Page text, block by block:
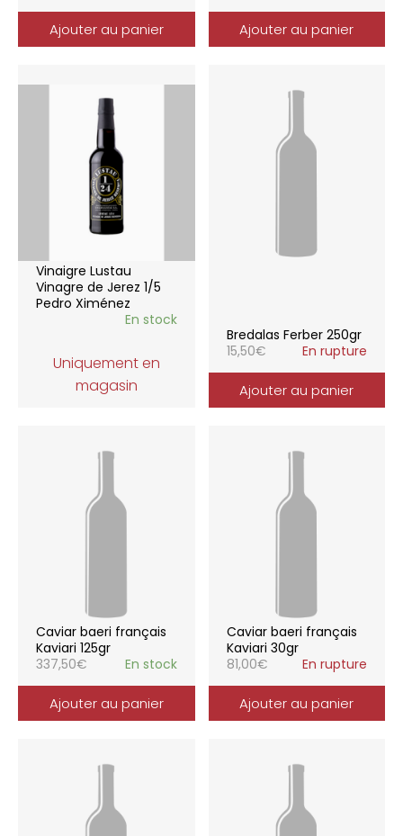
Ajouter au panier Ajouter au panier
Vinaigre Lustau
Vinagre de Jerez 1/5
Pedro Ximénez
En stock
Uniquement en
magasin
Bredalas Ferber 250gr
15,50€ En rupture
Ajouter au panier
Caviar baeri français
Kaviari 125gr
337,50€ En stock
Ajouter au panier
Caviar baeri français
Kaviari 30gr
81,00€ En rupture
Ajouter au panier